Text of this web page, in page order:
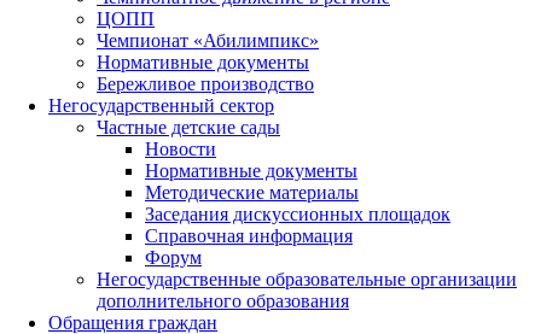
ЦОПП
Чемпионат «Абилимпикс»
Нормативные документы
Бережливое производство
Негосударственный сектор
Частные детские сады
Новости
Нормативные документы
Методические материалы
Заседания дискуссионных площадок
Справочная информация
Форум
Негосударственные образовательные организации
дополнительного образования
Обращения граждан